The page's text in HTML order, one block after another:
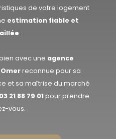
de votre logement
estimation fiable et
.
avec une agence
reconnue pour sa
et sa maîtrise du marché
03 21 88 79 01pour prendre
vous.